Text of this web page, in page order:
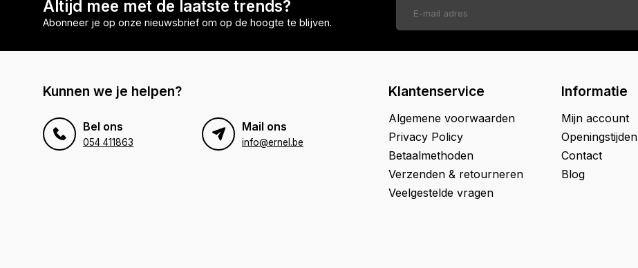
Altijd mee met de laatste trends?
Abonneer je op onze nieuwsbrief om op de hoogte te blijven.
Kunnen we je helpen?
Bel ons
054 411863
Mail ons
info@ernel.be
Klantenservice
Algemene voorwaarden
Privacy Policy
Betaalmethoden
Verzenden & retourneren
Veelgestelde vragen
Informatie
Mijn account
Openingstijden
Contact
Blog